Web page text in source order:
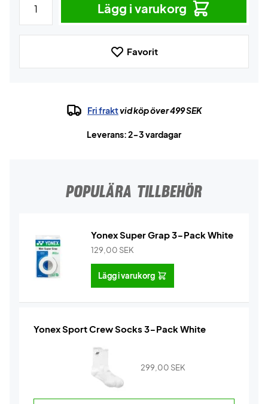
Lägg i varukorg
Favorit
Fri fraktvid köp över 499 SEK
Leverans: 2-3 vardagar
POPULÄRA TILLBEHÖR
Yonex Super Grap 3-Pack White
129,00 SEK
Lägg i varukorg
Yonex Sport Crew Socks 3-Pack White
299,00 SEK